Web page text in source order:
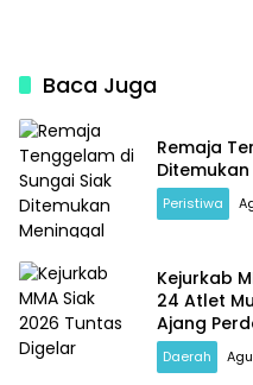
Baca Juga
Remaja
Peristiwa
Kejurkab
24 Atlet
Ajang
Daerah